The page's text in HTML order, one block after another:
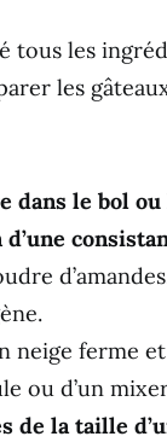
tous les
les
dans le bol
neige ferme
ou d’un
de la taille